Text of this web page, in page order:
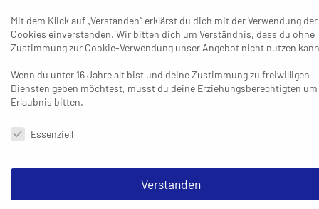
Mit dem Klick auf „Verstanden“ erklärst du dich mit der Verwendung der
Cookies einverstanden. Wir bitten dich um Verständnis, dass du ohne
Zustimmung zur Cookie-Verwendung unser Angebot nicht nutzen
Wenn du unter 16 Jahre alt bist und deine Zustimmung zu freiwilligen
Diensten geben möchtest, musst du deine Erziehungsberechtigten um
Erlaubnis bitten.
Datenschutzeinstellungen & Nutzungsbedingungen
Essenziell
Verstanden